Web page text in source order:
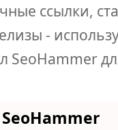
ссылки,
-
SeoHammer